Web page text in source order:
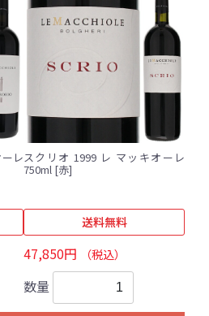
レスクリオ 1999 レ マッキオーレ
750ml [赤]
送料無料
47,850円 （税込）
数量